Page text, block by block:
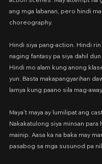
ang mga labanan, pero hindi
choreography.
Hindi siya pang-action. Hindi
naging fantasy pa siya dahil
Hindi mo alam kung anong
yun. Basta makapangyarihan
lamya kung paano sila mag-
Maya’t maya ay lumilipat ang
Nakakatulong siya minsan para
mainip. Aasa ka na baka may
pasabog sa mga susunod pa